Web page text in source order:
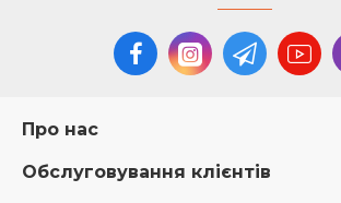
Про нас
Обслуговування клієнтів